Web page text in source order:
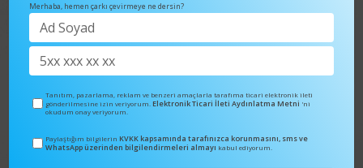
Merhaba, hemen çarkı çevirmeye ne dersin?
Tanıtım, pazarlama, reklam ve benzeri amaçlarla tarafıma ticari elektronik ileti
gönderilmesine izin veriyorum.Elektronik Ticari İleti Aydınlatma Metni 'ni
okudum onay veriyorum.
Paylaştığım bilgilerin KVKK kapsamında tarafınızca korunmasını, sms ve
WhatsApp üzerinden bilgilendirmeleri almayı kabul ediyorum.